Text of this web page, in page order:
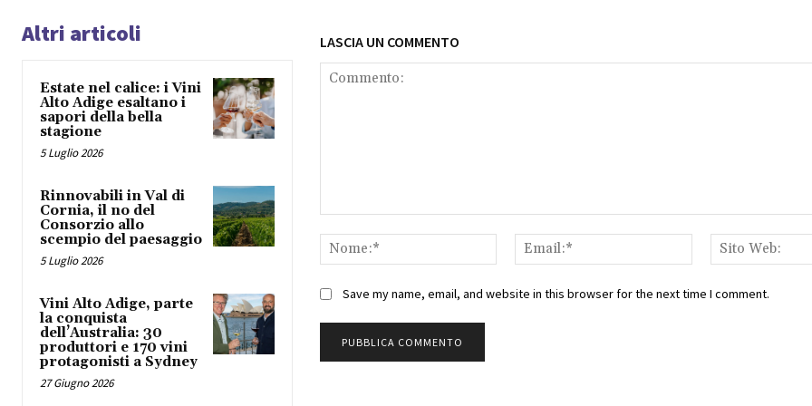
Altri articoli
Estate nel calice: i Vini
Alto Adige esaltano i
sapori della bella
stagione
5 Luglio 2026
Rinnovabili in Val di
Cornia, il no del
Consorzio allo
scempio del paesaggio
5 Luglio 2026
Vini Alto Adige, parte
la conquista
dell’Australia: 30
produttori e 170 vini
protagonisti a Sydney
27 Giugno 2026
LASCIA UN COMMENTO
Nome:*
Email:*
Save my name, email, and website in this browser for the next time I comment.